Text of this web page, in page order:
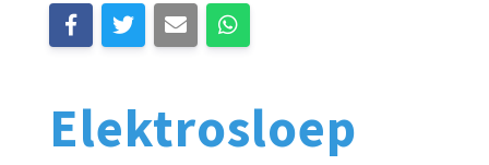
Elektrosloep